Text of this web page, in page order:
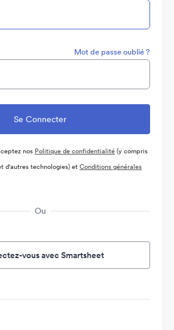
Mot de passe oublié ?
nos Politique de confidentialité(y compris
d'autres technologies) etConditions générales
Ou
vous avec Smartsheet